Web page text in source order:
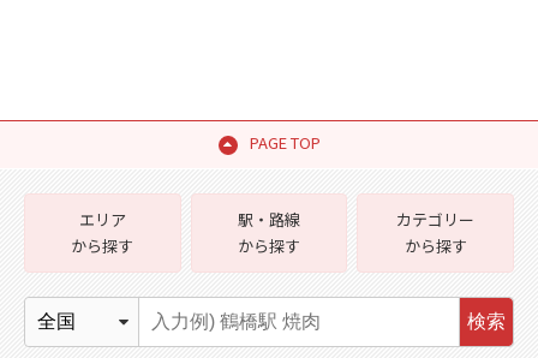
PAGE TOP
エリア
から探す
駅・路線
から探す
カテゴリー
から探す
検索